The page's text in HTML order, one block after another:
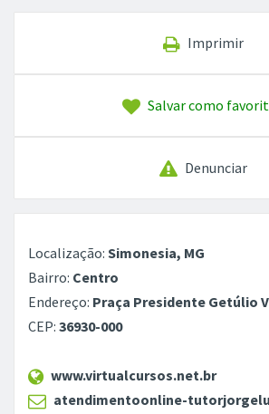
Imprimir
Salvar como
Denunciar
Localização: Simonesia, MG
Bairro: Centro
Endereço: Praça Presidente Getúlio
CEP: 36930-000
www.virtualcursos.net.br
atendimentoonline-